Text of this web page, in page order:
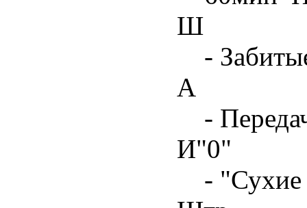
Ш
-
А
-
И"0"
-